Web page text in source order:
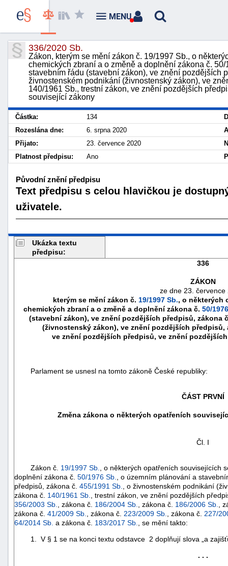
336/2020 Sb.
Zákon, kterým se mění zákon č. 19/1997 Sb., o
chemických zbraní a o změně a doplnění zákona č.
stavebním řádu (stavební zákon), ve znění pozdějších
živnostenském podnikání (živnostenský zákon), ve
140/1961 Sb., trestní zákon, ve znění pozdějších
související zákony
Částka: 134
Rozeslána dne:
6. srpna 2020
Přijato:
23. července 2020
Platnost předpisu:
Ano
Původní znění předpisu
Text předpisu s celou hlavičkou je
uživatele.
Ukázka textu
předpisu:
336
ZÁKON
ze dne 23. července
kterým se mění zákon č. 19/1997 Sb., o některých
chemických zbraní a o změně a doplnění zákona č. 50/
(stavební zákon), ve znění pozdějších předpisů, zákona
(živnostenský zákon), ve znění pozdějších předpisů,
ve znění pozdějších předpisů, ve znění
Parlament se usnesl na tomto zákoně České republiky:
ČÁST PRVNÍ
Změna zákona o některých opatřeních
Čl. I
Zákon č. 19/1997 Sb.
, o některých opatřeních souvisejících
doplnění zákona č. 50/1976 Sb.
, o územním plánování a
předpisů, zákona č. 455/1991 Sb.
, o živnostenském podnikání
zákona č. 140/1961 Sb.
, trestní zákon, ve znění pozdějších
356/2003 Sb.
, zákona č. 186/2004 Sb. , zákona č. 186/2006 Sb.
,
zákona č. 41/2009 Sb. , zákona č. 223/2009 Sb. , zákona č. 227/
64/2014 Sb. a zákona č. 183/2017 Sb.
, se mění takto:
1. V § 1 se na konci textu odstavce 2 doplňují slova „a
. . .
MENU
náhrady